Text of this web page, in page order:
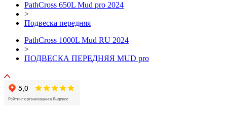
PathCross 650L Mud pro 2024
>
Подвеска передняя
PathCross 1000L Mud RU 2024
>
ПОДВЕСКА ПЕРЕДНЯЯ MUD pro